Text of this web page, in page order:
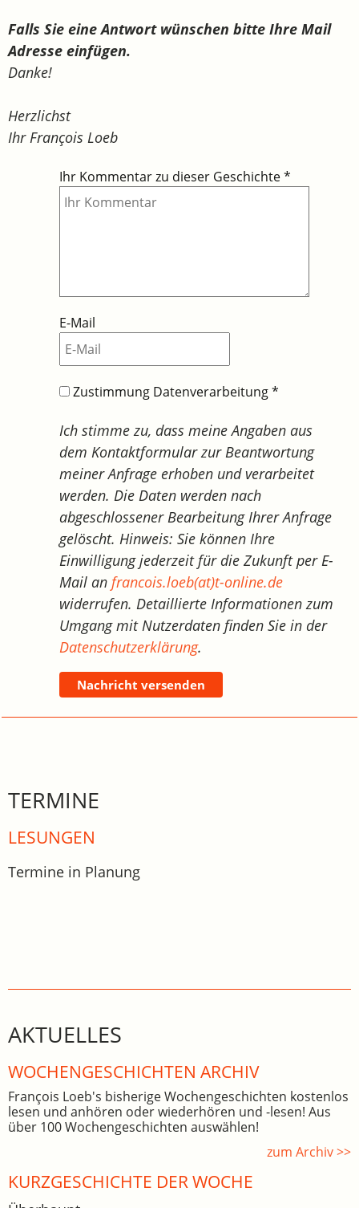
Falls Sie eine Antwort wünschen bitte Ihre Mail
Adresse einfügen.
Danke!
Herzlichst
Ihr François Loeb
Ihr Kommentar zu dieser Geschichte*
E-Mail
Zustimmung Datenverarbeitung*
Ich stimme zu, dass meine Angaben aus
dem Kontaktformular zur Beantwortung
meiner Anfrage erhoben und verarbeitet
werden. Die Daten werden nach
abgeschlossener Bearbeitung Ihrer Anfrage
gelöscht. Hinweis: Sie können Ihre
Einwilligung jederzeit für die Zukunft per E-
Mail an francois.loeb(at)t-online.de
widerrufen. Detaillierte Informationen zum
Umgang mit Nutzerdaten finden Sie in der
Datenschutzerklärung.
Nachricht versenden
TERMINE
LESUNGEN
Termine in Planung
AKTUELLES
WOCHEN­GE­SCHICHTEN ARCHIV
François Loeb's bisherige Wochengeschichten kostenlos
lesen und anhören oder wiederhören und -lesen! Aus
über 100 Wochengeschichten auswählen!
zum Archiv >>
KURZGESCHICHTE DER WOCHE